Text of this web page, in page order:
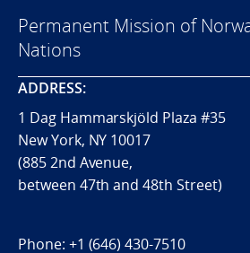
Permanent Mission of
Nations
ADDRESS:
1 Dag Hammarskjöld Plaza #35
New York, NY 10017
(885 2nd Avenue,
between 47th and 48th Street)
Phone: +1 (646) 430-7510